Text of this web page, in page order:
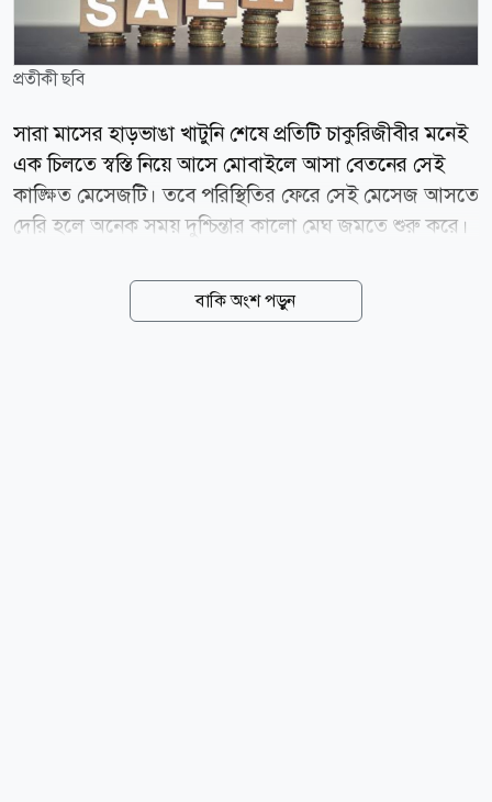
প্রতীকী ছবি
সারা মাসের হাড়ভাঙা খাটুনি শেষে প্রতিটি চাকুরিজীবীর মনেই
এক চিলতে স্বস্তি নিয়ে আসে মোবাইলে আসা বেতনের সেই
কাঙ্ক্ষিত মেসেজটি। তবে পরিস্থিতির ফেরে সেই মেসেজ আসতে
দেরি হলে অনেক সময় দুশ্চিন্তার কালো মেঘ জমতে শুরু করে।
চাপে হিমশিম খেতে হয় অনেককেই। কিন্তু এমন পরিস্থিতিতে
ভেঙে না পড়ে বা আতঙ্কিত না হয়ে মাথা ঠান্ডা রেখে সঠিক
বাকি অংশ পড়ুন